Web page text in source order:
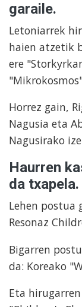
garaile.
Letoniarrek
haien atzetik
ere
Horrez gain,
Nagusia eta
Nagusirako
Haurren
da txapela.
Lehen postua
Resonaz
Bigarren
da: Koreako
Eta